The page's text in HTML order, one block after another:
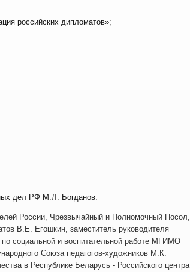
российских дипломатов»;
дел РФ М.Л. Богданов.
России, Чрезвычайный и Полномочный Посол,
В.Е. Егошкин, заместитель руководителя
социальной и воспитательной работе МГИМО
Союза педагогов-художников М.К.
в Республике Беларусь - Российского центра